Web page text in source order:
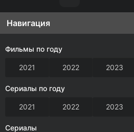
Навигация
Фильмы по году
2021 2022 2023
Сериалы по году
2021 2022 2023
Сериалы